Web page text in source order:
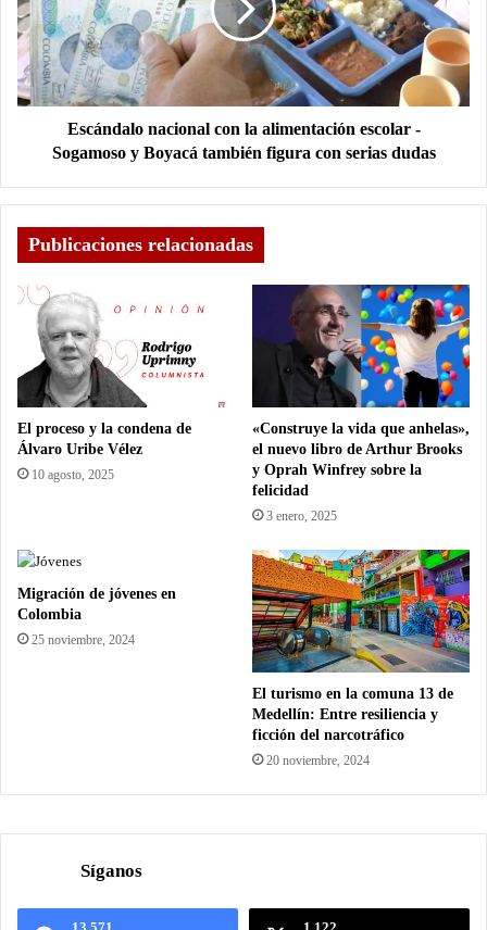
Escándalo nacional con la alimentación escolar -
Sogamoso y Boyacá también figura con serias dudas
Publicaciones relacionadas
El proceso y la condena de
Álvaro Uribe Vélez
10 agosto, 2025
«Construye la vida que anhelas»,
el nuevo libro de Arthur Brooks
y Oprah Winfrey sobre la
felicidad
3 enero, 2025
Migración de jóvenes en
Colombia
25 noviembre, 2024
El turismo en la comuna 13 de
Medellín: Entre resiliencia y
ficción del narcotráfico
20 noviembre, 2024
Síganos